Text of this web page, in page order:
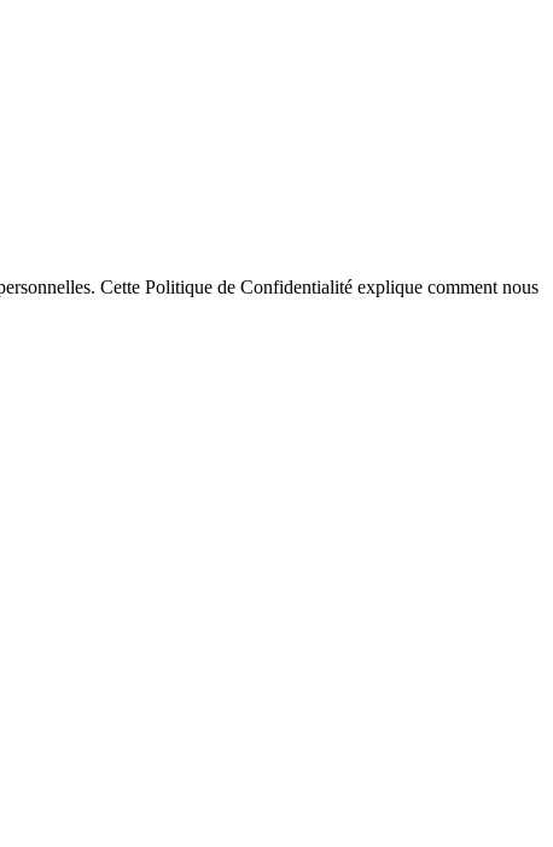
Cette Politique de Confidentialité explique comment nous